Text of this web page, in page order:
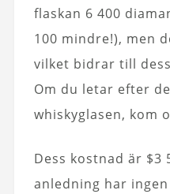
flaskan 6 400
100 mindre!), men
vilket bidrar till
Om du letar efter
whiskyglasen, kom
Dess kostnad är $3
anledning har